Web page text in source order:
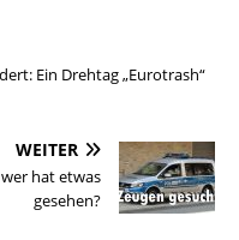
Ein Drehtag „Eurotrash“
WEITER
hat etwas
gesehen?